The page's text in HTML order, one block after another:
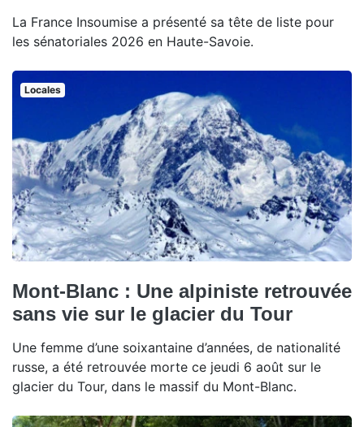
La France Insoumise a présenté sa tête de liste pour
les sénatoriales 2026 en Haute-Savoie.
Locales
Mont-Blanc : Une alpiniste retrouvée
sans vie sur le glacier du Tour
Une femme d’une soixantaine d’années, de nationalité
russe, a été retrouvée morte ce jeudi 6 août sur le
glacier du Tour, dans le massif du Mont-Blanc.